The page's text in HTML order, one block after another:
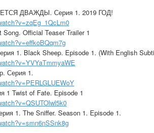
ДВАЖДЫ. Серия 1. 2019 ГОД!
Official Teaser Trailer 1
1. Black Sheep. Episode 1. (With English
Серия 1.
1 Twist of Fate. Episode 1
1. The Sniffer. Season 1. Episode 1.